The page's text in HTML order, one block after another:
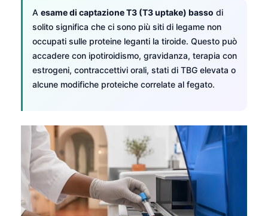
A esame di captazione T3 (T3 uptake) basso di
solito significa che ci sono più siti di legame non
occupati sulle proteine leganti la tiroide. Questo può
accadere con ipotiroidismo, gravidanza, terapia con
estrogeni, contraccettivi orali, stati di TBG elevata o
alcune modifiche proteiche correlate al fegato.